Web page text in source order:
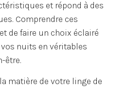
et répond à des
Comprendre ces
de faire un choix éclairé
nuits en véritables
être.
matière de votre linge de